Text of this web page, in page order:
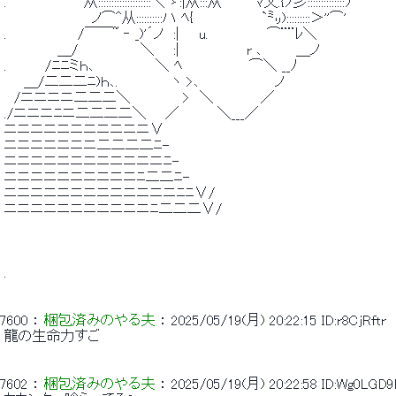
ノ⌒^从::::::::::ハ ﾍ{　　　　　　　`㍉):::::::::＞''⌒'
.　 　 　 　 　 /￣￣~ ‐ _)'´ノ　:|　　u.　　　　　　⌒¨¨ﾚ＼　　　
＿/　　　 　 　 ＼ 　 :|　　　　　 　 r ､　　　 ＿ノ　　　　　　 　 |　　
.　　 　 /ﾆﾆミｈ､ 　 　 　 　 ＼ ﾍ　　 　 　 　 ⌒＼ __ﾉ　 　 　 　
＿/二二二ﾆ)ｈ､.　　　　　 ヽ >､ 　 　 　 　 　 ノ　　　　　　　
/ニニニニ二二二＼　　 　 　 >　＼ 　 　 　 ／
./ニニニﾆニ二二二二＼ 　 ／　　 　 ＼___／
ニニニニニニニニニニニ∨
ニニニニニニニ二二二二ﾆ-
ニニニニニニニニニニニニﾆ-
ニニニニニニニニニニﾆ二二ﾆ-
ニニニニニニニニニニニニニﾆﾆ∨/
ニニニニニニニニニニニﾆ二二二∨/
7600 ： 梱包済みのやる夫 ： 2025/05/19(月) 20:22:15 ID:r8CjRftr
龍の生命力すご
7602 ： 梱包済みのやる夫 ： 2025/05/19(月) 20:22:58